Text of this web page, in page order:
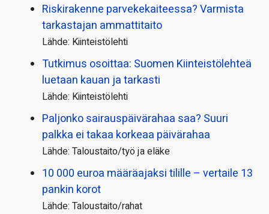
Riskirakenne parvekekaiteessa? Varmista
tarkastajan ammattitaito
Lähde: Kiinteistölehti
Tutkimus osoittaa: Suomen Kiinteistölehteä
luetaan kauan ja tarkasti
Lähde: Kiinteistölehti
Paljonko sairauspäivä­rahaa saa? Suuri
palkka ei takaa korkeaa päivärahaa
Lähde: Taloustaito/työ ja eläke
10 000 euroa määräajaksi tilille – vertaile 13
pankin korot
Lähde: Taloustaito/rahat